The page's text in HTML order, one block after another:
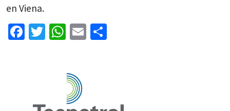
en Viena.
Facebook
Twitter
WhatsApp
Email